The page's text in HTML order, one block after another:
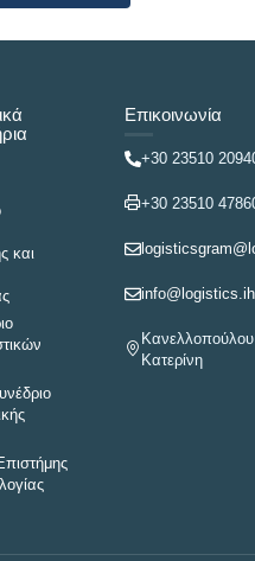
και
Επικοινωνία
+30 23510
+30 23510
Κατερίνη